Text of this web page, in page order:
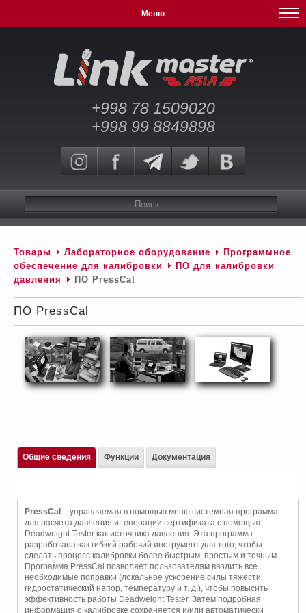
Меню
+998 78 1509020
+998 99 8849898
Товары Лабораторное оборудование
Программное
обеспечение для калибровки
ПО для калибровки
давления
ПО PressCal
ПО PressCal
Общие сведения
PressCal – управляемая в помощью меню системная программа
для расчета давления и генерации сертификата с помощью
Deadweight Tester как источника давления. Эта программа
разработана как гибкий рабочий инструмент для того, чтобы
сделать процесс калибровки более быстрым, простым и точным.
Программа PressCal позволяет пользователям вводить все
необходимые поправки (локальное ускорение силы тяжести,
гидростатический напор, температуру и т. д.), чтобы повысить
эффективность работы Deadweight Tester. Затем подробная
информация о калибровке сохраняется и/или автоматически
Функции Документация